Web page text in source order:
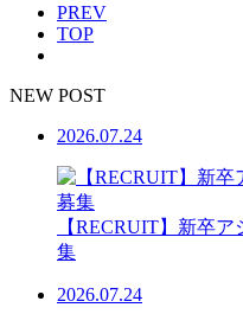
PREV
TOP
NEW POST
2026.07.24
【RECRUIT】新卒
集
2026.07.24